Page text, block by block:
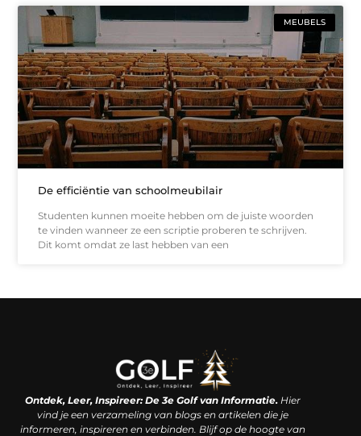
MEUBELS
De efficiëntie van schoolmeubilair
Studenten kunnen moeite hebben om de juiste woorden
te vinden wanneer ze een scriptie proberen te schrijven.
Dit komt omdat ze last hebben van een
Ontdek, Leer, Inspireer: De 3e Golf van Informatie.Hier
vind je een verzameling van blogs en artikelen die je
informeren, inspireren en verbinden. Blijf op de hoogte van